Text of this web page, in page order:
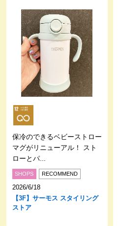
保冷のできるベビーストロー
マグがリニューアル！ スト
ローとパ...
SHOPS RECOMMEND
2026/6/18
【3F】サーモス スタイリング
ストア